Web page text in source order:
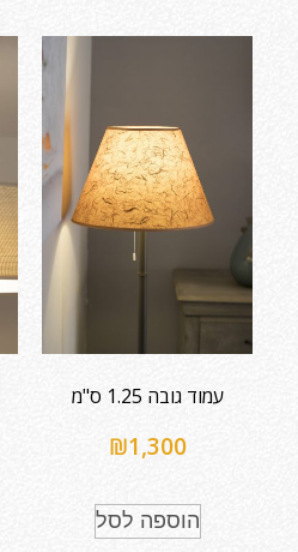
עמוד גובה 1.25 ס"מ
₪1,300
הוספה לסל